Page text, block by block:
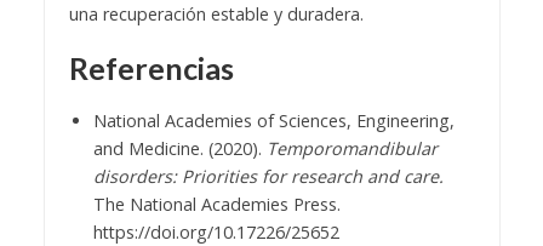
una recuperación estable y duradera.
Referencias
National Academies of Sciences, Engineering,
and Medicine. (2020). Temporomandibular
disorders: Priorities for research and care.
The National Academies Press.
https://doi.org/10.17226/25652